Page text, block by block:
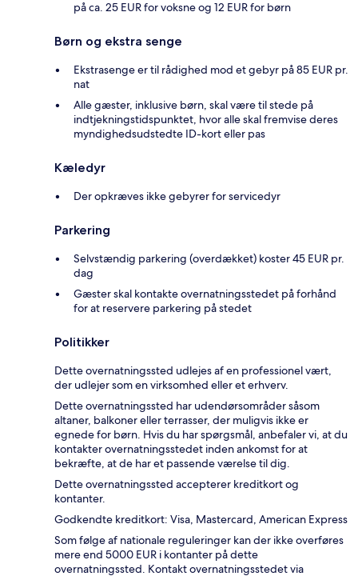
på ca. 25 EUR for voksne og 12 EUR for børn
Børn og ekstra senge
Ekstrasenge er til rådighed mod et gebyr på 85 EUR pr.
nat
Alle gæster, inklusive børn, skal være til stede på
indtjekningstidspunktet, hvor alle skal fremvise deres
myndighedsudstedte ID-kort eller pas
Kæledyr
Der opkræves ikke gebyrer for servicedyr
Parkering
Selvstændig parkering (overdækket) koster 45 EUR pr.
dag
Gæster skal kontakte overnatningsstedet på forhånd
for at reservere parkering på stedet
Politikker
Dette overnatningssted udlejes af en professionel vært,
der udlejer som en virksomhed eller et erhverv.
Dette overnatningssted har udendørsområder såsom
altaner, balkoner eller terrasser, der muligvis ikke er
egnede for børn. Hvis du har spørgsmål, anbefaler vi, at du
kontakter overnatningsstedet inden ankomst for at
bekræfte, at de har et passende værelse til dig.
Dette overnatningssted accepterer kreditkort og
kontanter.
Godkendte kreditkort: Visa, Mastercard, American Express
Som følge af nationale reguleringer kan der ikke overføres
mere end 5000 EUR i kontanter på dette
overnatningssted. Kontakt overnatningsstedet via